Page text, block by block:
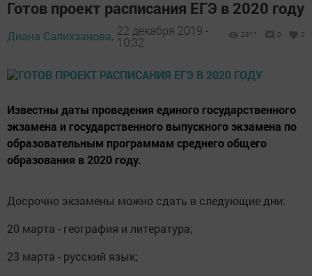
Готов проект расписания ЕГЭ в 2020 году
Диана Салихзанова, 22 декабря 2019 -
10:32
2311 0 0
Известны даты проведения единого государственного
экзамена и государственного выпускного экзамена по
образовательным программам среднего общего
образования в 2020 году.
Досрочно экзамены можно сдать в следующие дни:
20 марта - география и литература;
23 марта - русский язык;